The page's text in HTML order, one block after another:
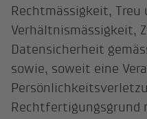
Rechtmässigkeit, Treu
Verhältnismässigkeit,
Datensicherheit
sowie, soweit eine
Rechtfertigungsgrund